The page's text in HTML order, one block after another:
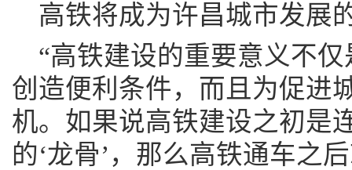
高铁将成为许昌城市发展
“高铁建设的重要意义不
创造便利条件，而且为促进
机。如果说高铁建设之初是
的‘龙骨’，那么高铁通车之